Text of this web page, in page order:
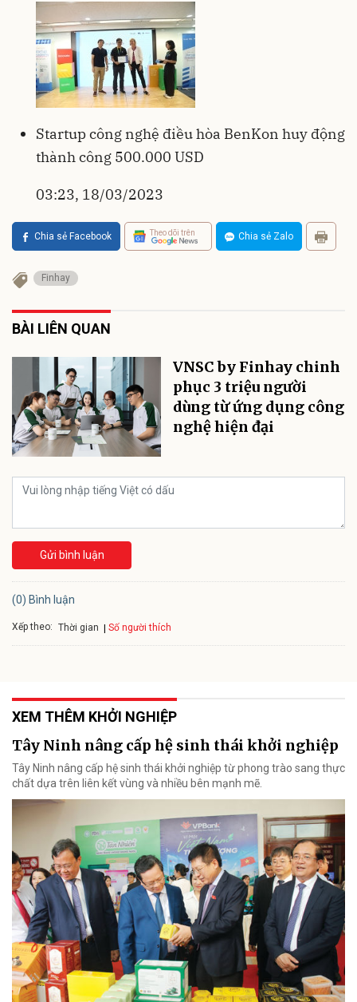
Startup công nghệ điều hòa BenKon huy động
thành công 500.000 USD
03:23, 18/03/2023
Chia sẻ Facebook Theo dõi trên Chia sẻ Zalo
Finhay
BÀI LIÊN QUAN
VNSC by Finhay chinh
phục 3 triệu người
dùng từ ứng dụng công
nghệ hiện đại
Gửi bình luận
(0) Bình luận
Xếp theo: Thời gian Số người thích
XEM THÊM KHỞI NGHIỆP
Tây Ninh nâng cấp hệ sinh thái khởi nghiệp
Tây Ninh nâng cấp hệ sinh thái khởi nghiệp từ phong trào sang thực
chất dựa trên liên kết vùng và nhiều bên mạnh mẽ.